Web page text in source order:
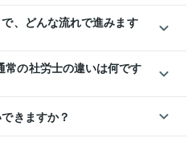
、どんな流れで進みます
常の社労士の違いは何です
きますか？